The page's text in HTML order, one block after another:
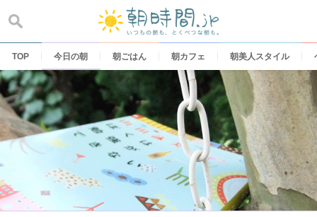
content
TOP 今日の朝 朝ごはん 朝カフェ 朝美人スタイル